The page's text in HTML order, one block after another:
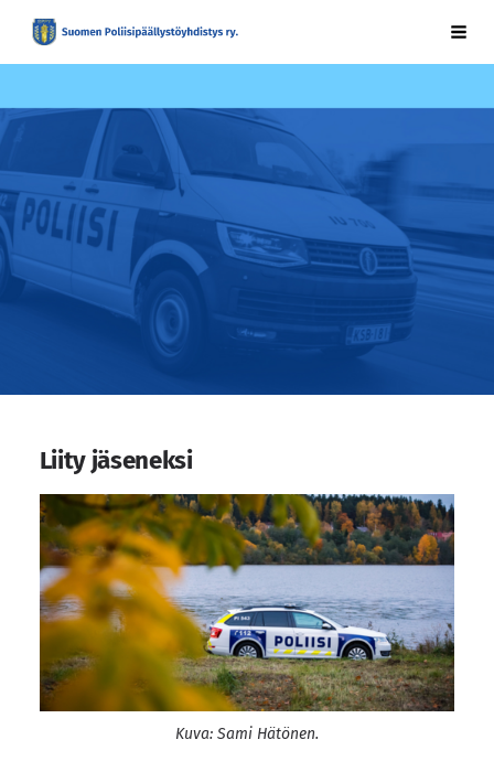
Siirry
sivun
Suomen Poliisipäällystöyhdistys ry.
Liity jäseneksi
Kuva: Sami Hätönen.